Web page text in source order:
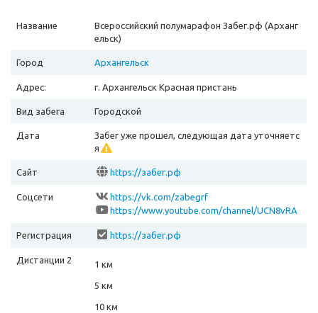
Название
Всероссийский полумарафон Забег.рф (Арханг
ельск)
Город Архангельск
Адрес: г. Архангельск Красная пристань
Вид забега Городской
Дата
Забег уже прошел, следующая дата уточняетс
я
Сайт https://забег.рф
Соцсети
https://vk.com/zabegrf
https://www.youtube.com/channel/UCN8vRA
Регистрация
https://забег.рф
Дистанции 2 1 км
5 км
10 км